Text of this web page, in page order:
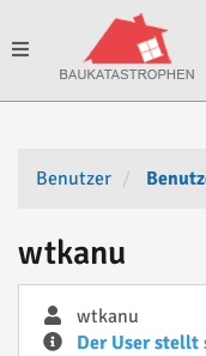
Toggle
Benutzer
wtkanu
wtkanu
Der User stellt